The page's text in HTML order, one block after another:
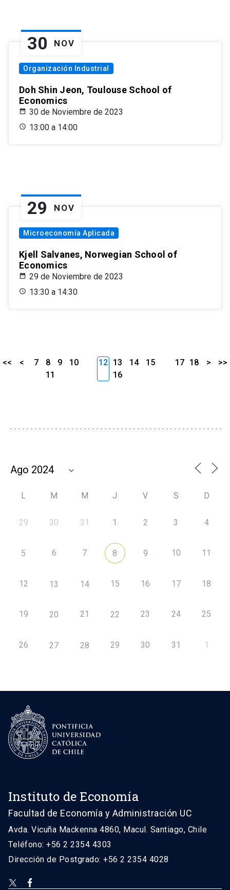
30 NOV
Organización Industrial
Doh Shin Jeon, Toulouse School of
Economics
30 de Noviembre de 2023
13:00 a 14:00
29 NOV
Microeconomía Aplicada
Kjell Salvanes, Norwegian School of
Economics
29 de Noviembre de 2023
13:30 a 14:30
<< < 7 8 9
10
11
12 13 14
15
16
17 18 > >>
L M M J V S D
29 30 31 1 2 3 4
5 6 7 8 9 10 11
12 13 14 15 16 17 18
19 20 21 22 23 24 25
26 27 28 29 30 31 1
Instituto de Economía
Facultad de Economía y Administración UC
Avda. Vicuña Mackenna 4860, Macul. Santiago, Chile
Teléfono: +56 2 2354 4303
Dirección de Postgrado: +56 2 2354 4028